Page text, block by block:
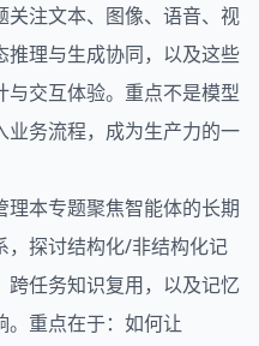
关注文本、图像、语音、视
理与生成协同，以及这些
交互体验。重点不是模型
务流程，成为生产力的一
本专题聚焦智能体的长期
，探讨结构化/非结构化记
任务知识复用，以及记忆
。重点在于：如何让